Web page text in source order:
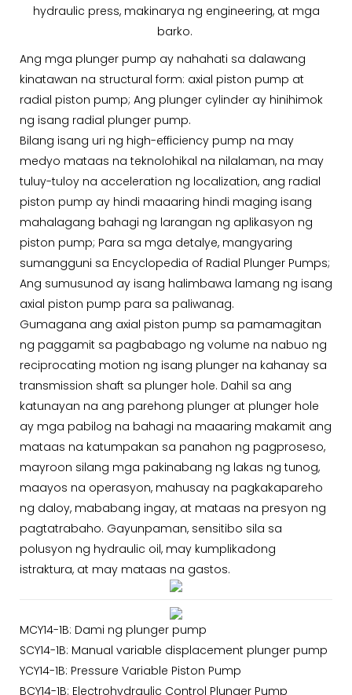
hydraulic press, makinarya ng engineering, at mga
barko.
Ang mga plunger pump ay nahahati sa dalawang
kinatawan na structural form: axial piston pump at
radial piston pump; Ang plunger cylinder ay hinihimok
ng isang radial plunger pump.
Bilang isang uri ng high-efficiency pump na may
medyo mataas na teknolohikal na nilalaman, na may
tuluy-tuloy na acceleration ng localization, ang radial
piston pump ay hindi maaaring hindi maging isang
mahalagang bahagi ng larangan ng aplikasyon ng
piston pump; Para sa mga detalye, mangyaring
sumangguni sa Encyclopedia of Radial Plunger Pumps;
Ang sumusunod ay isang halimbawa lamang ng isang
axial piston pump para sa paliwanag.
Gumagana ang axial piston pump sa pamamagitan
ng paggamit sa pagbabago ng volume na nabuo ng
reciprocating motion ng isang plunger na kahanay sa
transmission shaft sa plunger hole. Dahil sa ang
katunayan na ang parehong plunger at plunger hole
ay mga pabilog na bahagi na maaaring makamit ang
mataas na katumpakan sa panahon ng pagproseso,
mayroon silang mga pakinabang ng lakas ng tunog,
maayos na operasyon, mahusay na pagkakapareho
ng daloy, mababang ingay, at mataas na presyon ng
pagtatrabaho. Gayunpaman, sensitibo sila sa
polusyon ng hydraulic oil, may kumplikadong
istraktura, at may mataas na gastos.
MCY14-1B: Dami ng plunger pump
SCY14-1B: Manual variable displacement plunger pump
YCY14-1B: Pressure Variable Piston Pump
BCY14-1B: Electrohydraulic Control Plunger Pump